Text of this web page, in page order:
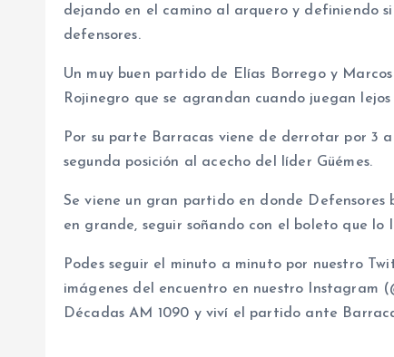
dejando en el camino al arquero y definiendo
defensores.
Un muy buen partido de Elías Borrego y
Rojinegro que se agrandan cuando juegan
Por su parte Barracas viene de derrotar por 3
segunda posición al acecho del líder Güémes.
Se viene un gran partido en donde Defensores
en grande, seguir soñando con el boleto que lo
Podes seguir el minuto a minuto por nuestro
imágenes del encuentro en nuestro Instagram
Décadas AM 1090 y viví el partido ante